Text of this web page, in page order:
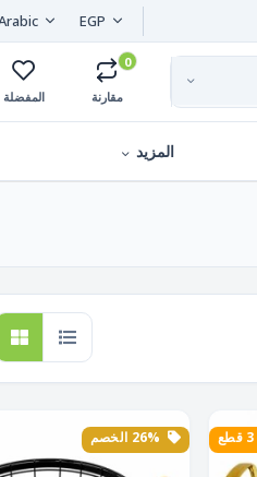
EGP
0
مقارنة المفضلة
المزيد